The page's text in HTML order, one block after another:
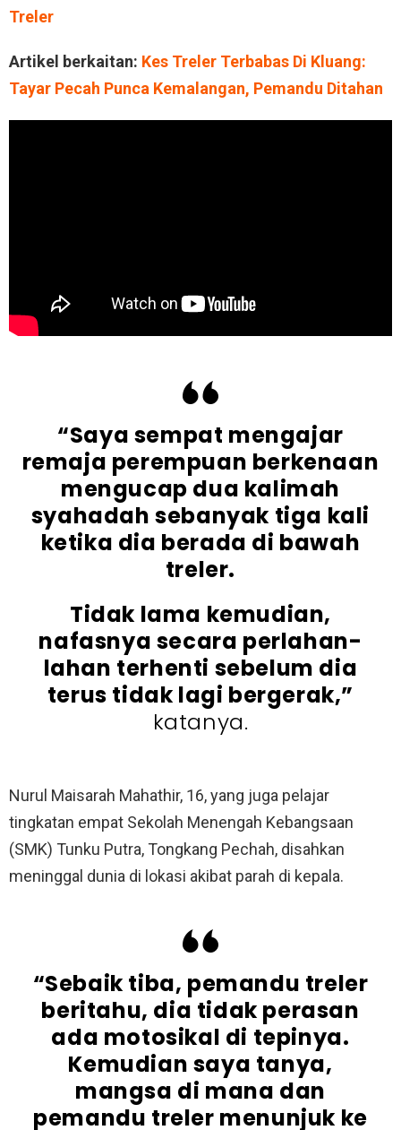
Treler
Artikel berkaitan: Kes Treler Terbabas Di Kluang:
Tayar Pecah Punca Kemalangan, Pemandu Ditahan
“Saya sempat mengajar
remaja perempuan berkenaan
mengucap dua kalimah
syahadah sebanyak tiga kali
ketika dia berada di bawah
treler.
Tidak lama kemudian,
nafasnya secara perlahan-
lahan terhenti sebelum dia
terus tidak lagi bergerak,”
katanya.
Nurul Maisarah Mahathir, 16, yang juga pelajar
tingkatan empat Sekolah Menengah Kebangsaan
(SMK) Tunku Putra, Tongkang Pechah, disahkan
meninggal dunia di lokasi akibat parah di kepala.
“Sebaik tiba, pemandu treler
beritahu, dia tidak perasan
ada motosikal di tepinya.
Kemudian saya tanya,
mangsa di mana dan
pemandu treler menunjuk ke